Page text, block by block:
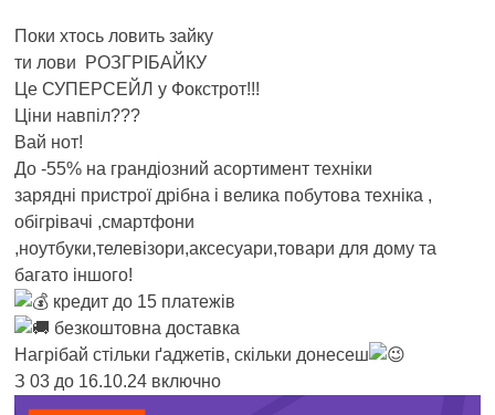
Поки хтось ловить зайку
ти лови РОЗГРІБАЙКУ
Це СУПЕРСЕЙЛ у Фокстрот!!!
Ціни навпіл???
Вай нот!
До -55% на грандіозний асортимент техніки
зарядні пристрої дрібна і велика побутова техніка ,
обігрівачі ,смартфони
,ноутбуки,телевізори,аксесуари,товари для дому та
багато іншого!
кредит до 15 платежів
безкоштовна доставка
Нагрібай стільки ґаджетів, скільки донесеш
З 03 до 16.10.24 включно